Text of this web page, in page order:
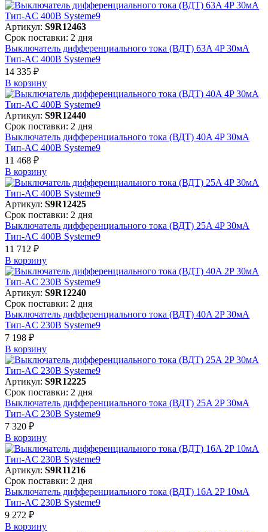
Артикул: S9R12463
Срок поставки: 2 дня
Выключатель дифференциального тока (ВДТ) 63A 4P 30мА
Тип-AC 400В Systeme9
14 335 ₽
В корзинy
Артикул: S9R12440
Срок поставки: 2 дня
Выключатель дифференциального тока (ВДТ) 40A 4P 30мА
Тип-AC 400В Systeme9
11 468 ₽
В корзинy
Артикул: S9R12425
Срок поставки: 2 дня
Выключатель дифференциального тока (ВДТ) 25A 4P 30мА
Тип-AC 400В Systeme9
11 712 ₽
В корзинy
Артикул: S9R12240
Срок поставки: 2 дня
Выключатель дифференциального тока (ВДТ) 40A 2P 30мА
Тип-AC 230В Systeme9
7 198 ₽
В корзинy
Артикул: S9R12225
Срок поставки: 2 дня
Выключатель дифференциального тока (ВДТ) 25A 2P 30мА
Тип-AC 230В Systeme9
7 320 ₽
В корзинy
Артикул: S9R11216
Срок поставки: 2 дня
Выключатель дифференциального тока (ВДТ) 16A 2P 10мА
Тип-AC 230В Systeme9
9 272 ₽
В корзинy